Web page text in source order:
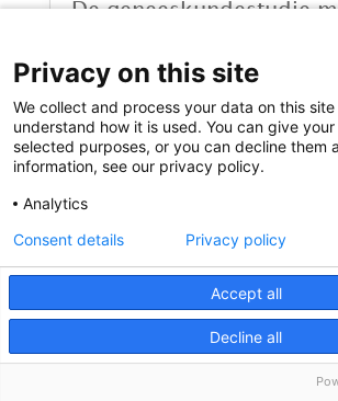
De geneeskundestudie
verleggen | Trouw
read more
Volg ons en
Privacy on this site
We collect and process your data on this
understand how it is used. You can give
selected purposes, or you can decline them
information, see our privacy policy.
Analytics
Accept all
Decline all
Consent details Privacy policy